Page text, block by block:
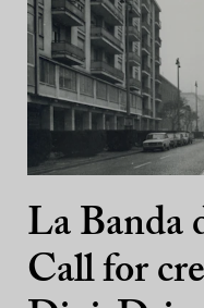
La Banda
Call for